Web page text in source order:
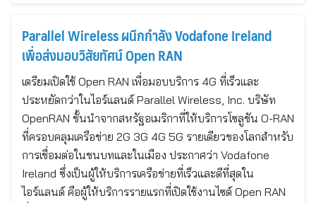
Parallel Wireless ผนึกกำลัง Vodafone Ireland
เพื่อส่งมอบวิสัยทัศน์ Open RAN
เตรียมเปิดใช้ Open RAN เพื่อมอบบริการ 4G ที่เร็วและ
ประหยัดกว่าในไอร์แลนด์ Parallel Wireless, Inc. บริษัท
OpenRAN ชั้นนำจากสหรัฐอเมริกาที่ให้บริการโซลูชัน O-RAN
ที่ครอบคลุมเครือข่าย 2G 3G 4G 5G รายเดียวของโลกสำหรับ
การเชื่อมต่อในชนบทและในเมือง ประกาศว่า Vodafone
Ireland ซึ่งเป็นผู้ให้บริการเครือข่ายที่เร็วและดีที่สุดใน
ไอร์แลนด์ คือผู้ให้บริการรายแรกที่เปิดใช้งานไซต์ Open RAN